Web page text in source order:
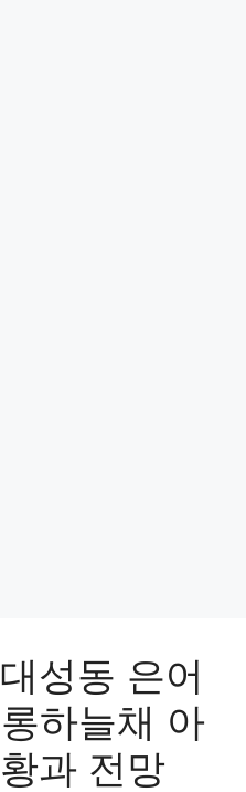
성동 은어
하늘채 아
과 전망